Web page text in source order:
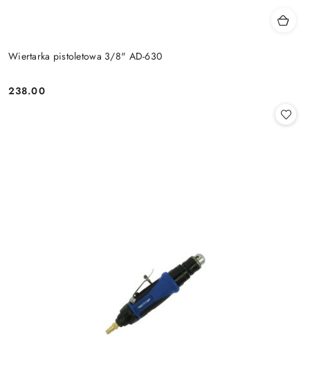
Wiertarka pistoletowa 3/8" AD-630
Cena:
238.00